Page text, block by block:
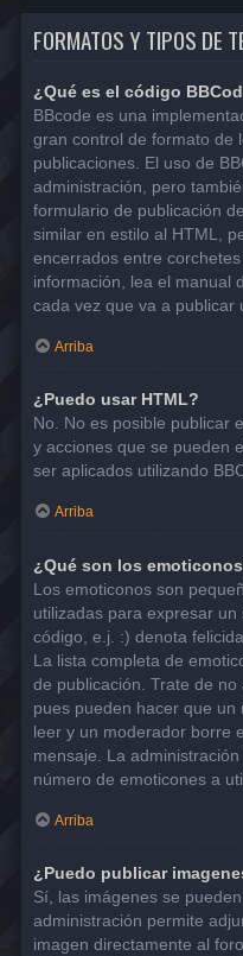
FORMATOS Y TIPOS DE
¿Qué es el código
BBcode es una
gran control de formato de
publicaciones. El uso de
administración, pero
formulario de publicación
similar en estilo al HTML,
encerrados entre
información, lea el manual
cada vez que va a publicar
Arriba
¿Puedo usar HTML?
No. No es posible publicar
y acciones que se pueden
ser aplicados utilizando
Arriba
¿Qué son los
Los emoticonos son
utilizadas para expresar
código, e.j. :) denota
La lista completa de
de publicación. Trate de no
pues pueden hacer que
leer y un moderador borre
mensaje. La
número de emoticones a
Arriba
¿Puedo publicar
Sí, las imágenes se
administración permite
imagen directamente al